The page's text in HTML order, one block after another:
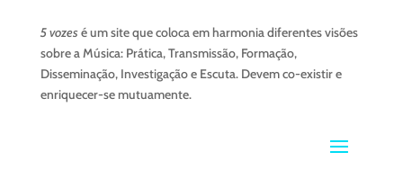
5 vozesé um site que coloca em harmonia diferentes visões
sobre a Música: Prática, Transmissão, Formação,
Disseminação, Investigação e Escuta. Devem co-existir e
enriquecer-se mutuamente.